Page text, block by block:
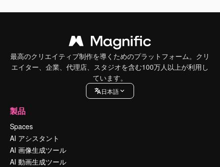
最高のクリエイティブ制作を導くためのプラットフォーム。クリ
エイター、企業、代理店、スタジオを含む100万人以上が利用し
ています。
日本語
製品
Spaces
AI アシスタント
AI 画像生成ツール
AI 動画生成ツール